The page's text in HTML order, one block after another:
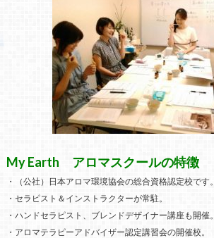
My Earth アロマスクールの特徴
・（公社）日本アロマ環境協会の総合資格認定校です。
・セラピスト＆インストラクターが常駐。
・ハンドセラピスト、ブレンドデザイナー講座も開催。
・アロマテラピーアドバイザー認定講習会の開催校。